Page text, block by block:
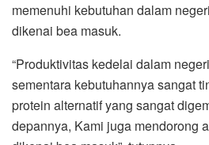
memenuhi kebutuhan dalam
dikenai bea masuk.
“Produktivitas kedelai dalam
sementara kebutuhannya sangat
protein alternatif yang sangat
depannya, Kami juga mendorong